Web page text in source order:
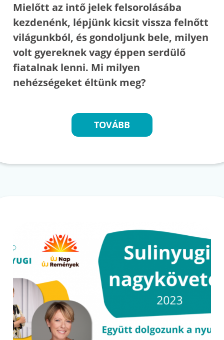
Mielőtt az intő jelek felsorolásába
kezdenénk, lépjünk kicsit vissza felnőtt
világunkból, és gondoljunk bele, milyen
volt gyereknek vagy éppen serdülő
fiatalnak lenni. Mi milyen
nehézségeket éltünk meg?
TOVÁBB